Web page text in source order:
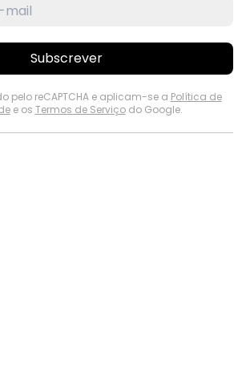
Subscrever
pelo reCAPTCHA e aplicam-se a Política de
e os Termos de Serviçodo Google.